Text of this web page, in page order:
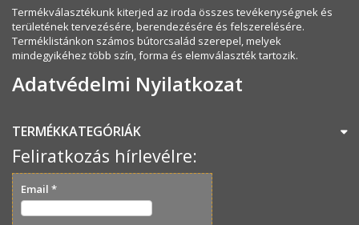
Termékválasztékunk kiterjed az iroda összes tevékenységnek és
területének tervezésére, berendezésére és felszerelésére.
Terméklistánkon számos bútorcsalád szerepel, melyek
mindegyikéhez több szín, forma és elemválaszték tartozik.
Adatvédelmi Nyilatkozat
TERMÉKKATEGÓRIÁK
Feliratkozás hírlevélre:
Email *